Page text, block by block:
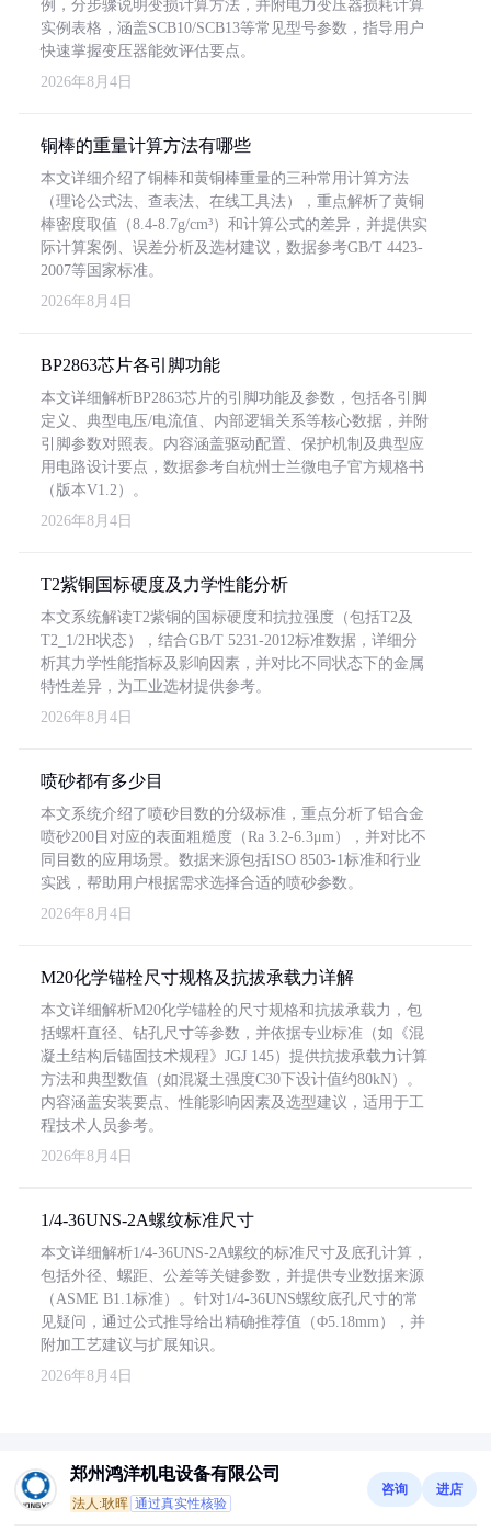
例，分步骤说明变损计算方法，并附电力变压器损耗计算
实例表格，涵盖SCB10/SCB13等常见型号参数，指导用户
快速掌握变压器能效评估要点。
2026年8月4日
铜棒的重量计算方法有哪些
本文详细介绍了铜棒和黄铜棒重量的三种常用计算方法
（理论公式法、查表法、在线工具法），重点解析了黄铜
棒密度取值（8.4-8.7g/cm³）和计算公式的差异，并提供实
际计算案例、误差分析及选材建议，数据参考GB/T 4423-
2007等国家标准。
2026年8月4日
BP2863芯片各引脚功能
本文详细解析BP2863芯片的引脚功能及参数，包括各引脚
定义、典型电压/电流值、内部逻辑关系等核心数据，并附
引脚参数对照表。内容涵盖驱动配置、保护机制及典型应
用电路设计要点，数据参考自杭州士兰微电子官方规格书
（版本V1.2）。
2026年8月4日
T2紫铜国标硬度及力学性能分析
本文系统解读T2紫铜的国标硬度和抗拉强度（包括T2及
T2_1/2H状态），结合GB/T 5231-2012标准数据，详细分
析其力学性能指标及影响因素，并对比不同状态下的金属
特性差异，为工业选材提供参考。
2026年8月4日
喷砂都有多少目
本文系统介绍了喷砂目数的分级标准，重点分析了铝合金
喷砂200目对应的表面粗糙度（Ra 3.2-6.3μm），并对比不
同目数的应用场景。数据来源包括ISO 8503-1标准和行业
实践，帮助用户根据需求选择合适的喷砂参数。
2026年8月4日
M20化学锚栓尺寸规格及抗拔承载力详解
本文详细解析M20化学锚栓的尺寸规格和抗拔承载力，包
括螺杆直径、钻孔尺寸等参数，并依据专业标准（如《混
凝土结构后锚固技术规程》JGJ 145）提供抗拔承载力计算
方法和典型数值（如混凝土强度C30下设计值约80kN）。
内容涵盖安装要点、性能影响因素及选型建议，适用于工
程技术人员参考。
2026年8月4日
1/4-36UNS-2A螺纹标准尺寸
本文详细解析1/4-36UNS-2A螺纹的标准尺寸及底孔计算，
包括外径、螺距、公差等关键参数，并提供专业数据来源
（ASME B1.1标准）。针对1/4-36UNS螺纹底孔尺寸的常
见疑问，通过公式推导给出精确推荐值（Φ5.18mm），并
附加工艺建议与扩展知识。
2026年8月4日
郑州鸿洋机电设备有限公司
法人:耿晖 通过真实性核验
咨询 进店